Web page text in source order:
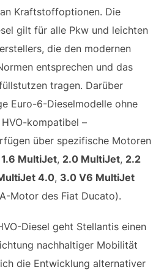
Kraftstoffoptionen. Die
gilt für alle Pkw und leichten
die den modernen
entsprechen und das
tragen. Darüber
Euro-6-Dieselmodelle ohne
HVO-kompatibel –
über spezifische Motoren
1.6 MultiJet, 2.0 MultiJet, 2.2
4.0, 3.0 V6 MultiJet
Motor des Fiat Ducato).
Diesel geht Stellantis einen
nachhaltiger Mobilität
die Entwicklung alternativer